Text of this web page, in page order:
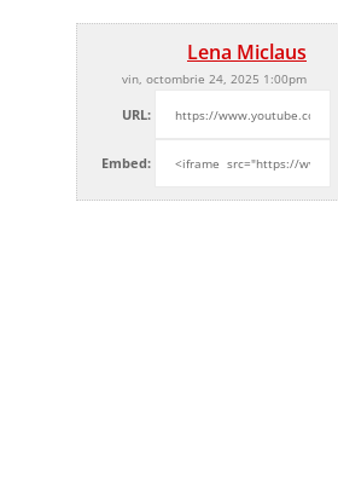
Lena Miclaus
vin, octombrie 24, 2025 1:00pm
URL:
Embed: